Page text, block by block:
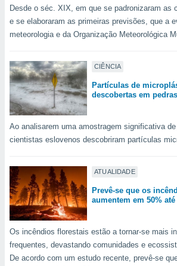
os
de dados
e melhorar
dados
estudos
de
Desde o séc. XIX, em que se padronizaram as
e se elaboraram as primeiras previsões, que a
meteorologia e da Organização Meteorológica
CIÊNCIA
Partículas de
descobertas em
Ao analisarem uma amostragem significativa
cientistas eslovenos descobriram partículas
ATUALIDADE
Prevê-se que os
aumentem em 50% até
Os incêndios florestais estão a tornar-se mais
frequentes, devastando comunidades e
De acordo com um estudo recente, prevê-se